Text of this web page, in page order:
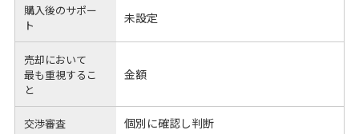
購入後のサポー
ト
未設定
売却において
最も重視するこ
と
金額
交渉審査 個別に確認し判断